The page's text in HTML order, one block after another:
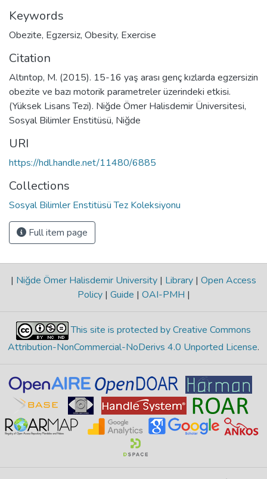
Keywords
Obezite, Egzersiz, Obesity, Exercise
Citation
Altıntop, M. (2015). 15-16 yaş arası genç kızlarda egzersizin
obezite ve bazı motorik parametreler üzerindeki etkisi.
(Yüksek Lisans Tezi). Niğde Ömer Halisdemir Üniversitesi,
Sosyal Bilimler Enstitüsü, Niğde
URI
https://hdl.handle.net/11480/6885
Collections
Sosyal Bilimler Enstitüsü Tez Koleksiyonu
Full item page
| Niğde Ömer Halisdemir University | Library | Open Access
Policy | Guide | OAI-PMH |
This site is protected by Creative Commons
Attribution-NonCommercial-NoDerivs 4.0 Unported License.